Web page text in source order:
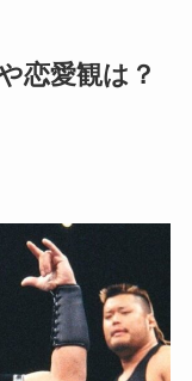
恋愛観は？